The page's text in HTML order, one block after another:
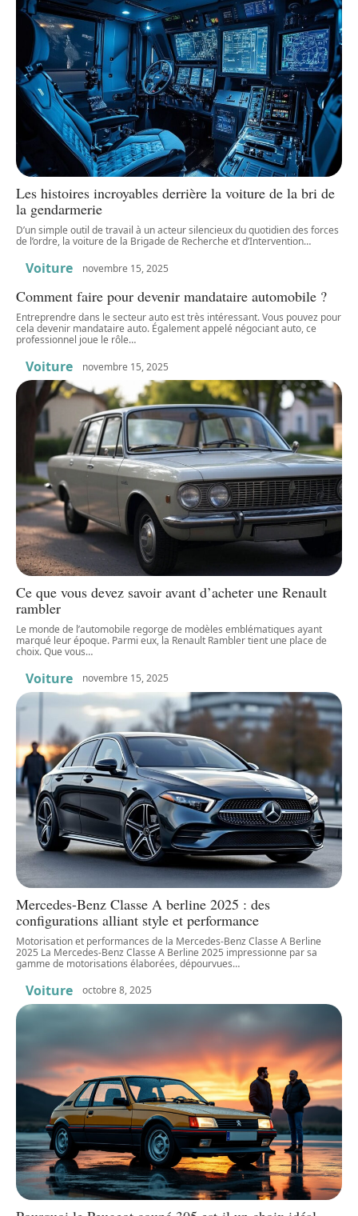
Les histoires incroyables derrière la voiture de la bri de
la gendarmerie
D’un simple outil de travail à un acteur silencieux du quotidien des forces
de l’ordre, la voiture de la Brigade de Recherche et d’Intervention…
Voiture novembre 15, 2025
Comment faire pour devenir mandataire automobile ?
Entreprendre dans le secteur auto est très intéressant. Vous pouvez pour
cela devenir mandataire auto. Également appelé négociant auto, ce
professionnel joue le rôle…
Voiture novembre 15, 2025
Ce que vous devez savoir avant d’acheter une Renault
rambler
Le monde de l’automobile regorge de modèles emblématiques ayant
marqué leur époque. Parmi eux, la Renault Rambler tient une place de
choix. Que vous…
Voiture novembre 15, 2025
Mercedes-Benz Classe A berline 2025 : des
configurations alliant style et performance
Motorisation et performances de la Mercedes-Benz Classe A Berline
2025 La Mercedes-Benz Classe A Berline 2025 impressionne par sa
gamme de motorisations élaborées, dépourvues…
Voiture octobre 8, 2025